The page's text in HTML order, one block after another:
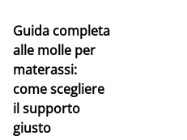
Guida completa
alle molle per
materassi:
come scegliere
il supporto
giusto